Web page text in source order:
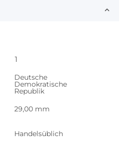
1
Deutsche
Demokratische
Republik
29,00 mm
Handelsüblich